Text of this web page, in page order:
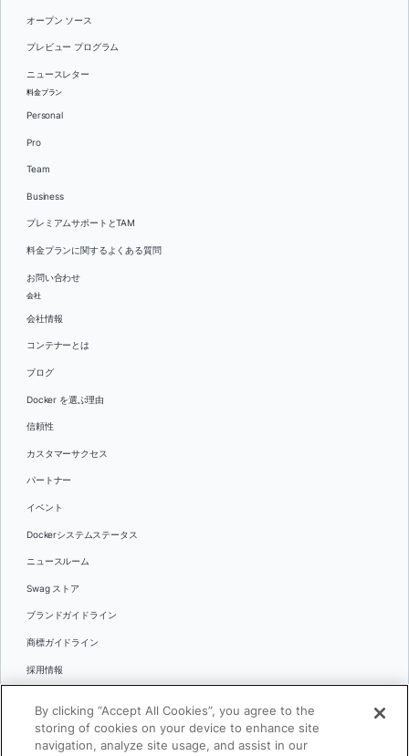
オープン ソース
プレビュー プログラム
ニュースレター
料金プラン
Personal
Pro
Team
Business
プレミアムサポートとTAM
料金プランに関するよくある質問
お問い合わせ
会社
会社情報
コンテナーとは
ブログ
Docker を選ぶ理由
信頼性
カスタマーサクセス
パートナー
イベント
Dockerシステムステータス
ニュースルーム
Swag ストア
ブランドガイドライン
商標ガイドライン
採用情報
言語By clicking “Accept All Cookies”, you agree to the
storing of cookies on your device to enhance site
navigation, analyze site usage, and assist in our